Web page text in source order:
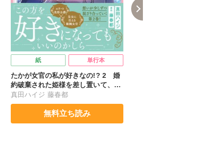
紙 単行本
たかが女官の私が好きなの!? 2 婚
約破棄された姫様を差し置いて、結
婚なんてできません！
真田ハイジ 藤春都
無料立ち読み